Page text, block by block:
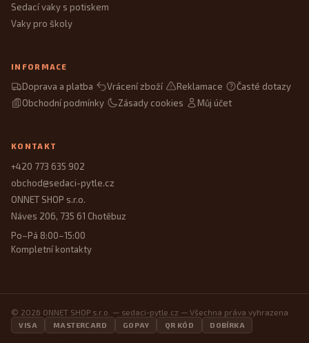
Sedací vaky s potiskem
Vaky pro školy
INFORMACE
Doprava a platba Vrácení zboží Reklamace
Časté dotazy
Obchodní podmínky
Zásady cookies Můj účet
KONTAKT
+420 773 635 902
obchod@sedaci-pytle.cz
ONNET SHOP s.r.o.
Náves 206, 735 61 Chotěbuz
Po–Pá 8:00–15:00
Kompletní kontakty
© 2026 ONNET SHOP s.r.o. — sedaci-pytle.cz — Všechna práva vyhrazena
VISA MASTERCARD GOPAY QR KÓD DOBÍRKA